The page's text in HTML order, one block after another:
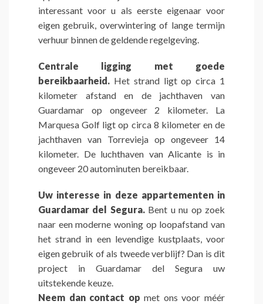
interessant voor u als eerste eigenaar voor
eigen gebruik, overwintering of lange termijn
verhuur binnen de geldende regelgeving.
Centrale ligging met goede
bereikbaarheid. Het strand ligt op circa 1
kilometer afstand en de jachthaven van
Guardamar op ongeveer 2 kilometer. La
Marquesa Golf ligt op circa 8 kilometer en de
jachthaven van Torrevieja op ongeveer 14
kilometer. De luchthaven van Alicante is in
ongeveer 20 autominuten bereikbaar.
Uw interesse in deze appartementen in
Guardamar del Segura. Bent u nu op zoek
naar een moderne woning op loopafstand van
het strand in een levendige kustplaats, voor
eigen gebruik of als tweede verblijf? Dan is dit
project in Guardamar del Segura uw
uitstekende keuze.
Neem dan contact op met ons voor méér